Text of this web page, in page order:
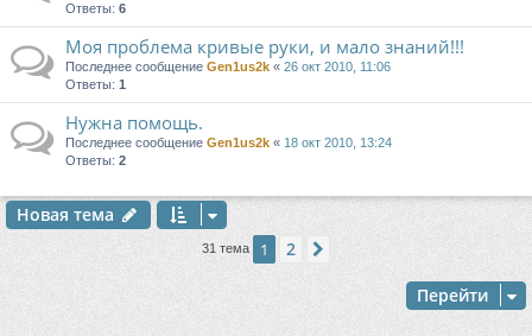
Ответы: 6
Моя проблема кривые руки, и мало знаний!!!
Последнее сообщение Gen1us2k « 26 окт 2010, 11:06
Ответы: 1
Нужна помощь.
Последнее сообщение Gen1us2k « 18 окт 2010, 13:24
Ответы: 2
Новая тема
31 тема 1 2
Перейти